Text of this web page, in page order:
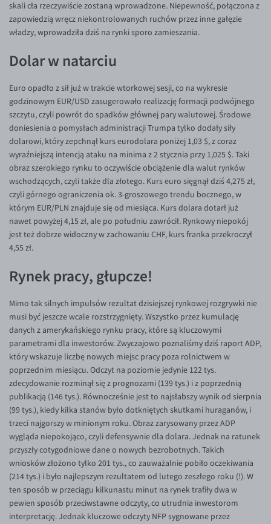
EUR/CZK
EUR/DKK
EUR/AUD
EUR/BGN
EUR/CAD
EUR/CNY
EUR/HKD
EUR/HUF
EUR/ILS
EUR/JPY
EUR/RON
EUR/TRY
EUR/ZAR
GBP/USD
USD/CHF
GBP/CHF
skali cła rzeczywiście zostaną wprowadzone. Niepewność, połączona z
zapowiedzią wręcz niekontrolowanych ruchów przez inne gałęzie
władzy, wprowadziła dziś na rynki sporo zamieszania.
Dolar w natarciu
Euro opadło z sił już w trakcie wtorkowej sesji, co na wykresie
godzinowym EUR/USD zasugerowało realizację formacji podwójnego
szczytu, czyli powrót do spadków głównej pary walutowej. Środowe
doniesienia o pomysłach administracji Trumpa tylko dodały siły
dolarowi, który zepchnął kurs eurodolara poniżej 1,03 $, z coraz
wyraźniejszą intencją ataku na minima z 2 stycznia przy 1,025 $. Taki
obraz szerokiego rynku to oczywiście obciążenie dla walut rynków
wschodzących, czyli także dla złotego. Kurs euro sięgnął dziś 4,275 zł,
czyli górnego ograniczenia ok. 3-groszowego trendu bocznego, w
którym EUR/PLN znajduje się od miesiąca. Kurs dolara dotarł już
nawet powyżej 4,15 zł, ale po południu zawrócił. Rynkowy niepokój
jest też dobrze widoczny w zachowaniu CHF, kurs franka przekroczył
4,55 zł.
Rynek pracy, głupcze!
Mimo tak silnych impulsów rezultat dzisiejszej rynkowej rozgrywki nie
musi być jeszcze wcale rozstrzygnięty. Wszystko przez kumulację
danych z amerykańskiego rynku pracy, które są kluczowymi
parametrami dla inwestorów. Zwyczajowo poznaliśmy dziś raport ADP,
który wskazuje liczbę nowych miejsc pracy poza rolnictwem w
poprzednim miesiącu. Odczyt na poziomie jedynie 122 tys.
zdecydowanie rozminął się z prognozami (139 tys.) i z poprzednią
publikacją (146 tys.). Równocześnie jest to najsłabszy wynik od sierpnia
(99 tys.), kiedy kilka stanów było dotkniętych skutkami huraganów, i
trzeci najgorszy w minionym roku. Obraz zarysowany przez ADP
wygląda niepokojąco, czyli defensywnie dla dolara. Jednak na ratunek
przyszły cotygodniowe dane o nowych bezrobotnych. Takich
wniosków złożono tylko 201 tys., co zauważalnie pobiło oczekiwania
(214 tys.) i było najlepszym rezultatem od lutego zeszłego roku (!). W
ten sposób w przeciągu kilkunastu minut na rynek trafiły dwa w
pewien sposób przeciwstawne odczyty, co utrudnia inwestorom
interpretację. Jednak kluczowe odczyty NFP sygnowane przez